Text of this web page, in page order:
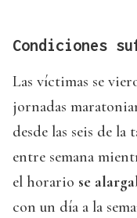
Condiciones
Las víctimas se
jornadas
desde las seis de la
entre semana
el horario se
con un día a la